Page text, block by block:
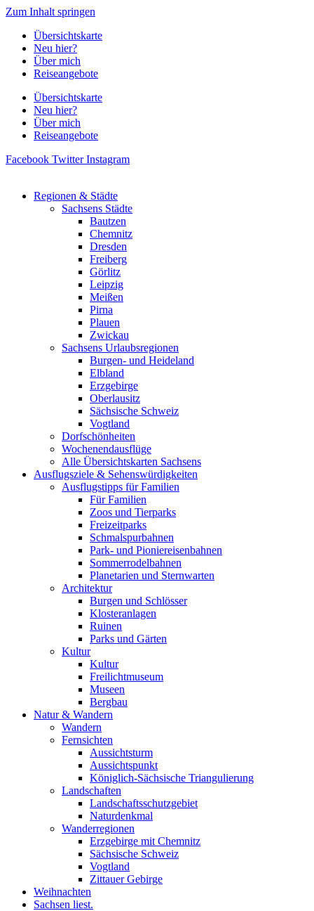
Zum Inhalt springen
Übersichtskarte
Neu hier?
Über mich
Reiseangebote
Übersichtskarte
Neu hier?
Über mich
Reiseangebote
Facebook Twitter Instagram
Regionen & Städte
Sachsens Städte
Bautzen
Chemnitz
Dresden
Freiberg
Görlitz
Leipzig
Meißen
Pirna
Plauen
Zwickau
Sachsens Urlaubsregionen
Burgen- und Heideland
Elbland
Erzgebirge
Oberlausitz
Sächsische Schweiz
Vogtland
Dorfschönheiten
Wochenendausflüge
Alle Übersichtskarten Sachsens
Ausflugsziele & Sehenswürdigkeiten
Ausflugstipps für Familien
Für Familien
Zoos und Tierparks
Freizeitparks
Schmalspurbahnen
Park- und Pioniereisenbahnen
Sommerrodelbahnen
Planetarien und Sternwarten
Architektur
Burgen und Schlösser
Klosteranlagen
Ruinen
Parks und Gärten
Kultur
Kultur
Freilichtmuseum
Museen
Bergbau
Natur & Wandern
Wandern
Fernsichten
Aussichtsturm
Aussichtspunkt
Königlich-Sächsische Triangulierung
Landschaften
Landschaftsschutzgebiet
Naturdenkmal
Wanderregionen
Erzgebirge mit Chemnitz
Sächsische Schweiz
Vogtland
Zittauer Gebirge
Weihnachten
Sachsen liest.